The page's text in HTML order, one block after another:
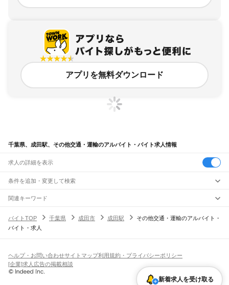
アプリを無料ダウンロード
千葉県、成田駅、その他交通・運輸のアルバイト・バイト求人情報
求人の詳細を表示
条件を追加・変更して検索
市区町村を追加・変更
千葉県すべて
千葉市
旭市習志野市柏市勝浦市市原市流山市八千代市我孫子市鴨川市鎌ケ谷市
君津市富津市浦安市 印西市白井市富里市南房総市
匝瑳市香取市 印旛郡 香取郡山武郡 長生郡夷隅郡
駅を追加・変更
JR中央・総武線
市川駅本八幡駅下総中山駅 津田沼駅
幕張駅
新検見川駅
職種を追加・変更
飲食・フードサービスすべて
ホールスタッフキッチンスタッフ
パン屋（ベーカリー）
バー（BAR）・バーテンダー
飲食店（店長・マネージャー）
人気
日払いOK高校生歓迎 髪型・髪色自由
留学生・外国人活躍中
雇用形態を追加・変更
関連キーワード
バイトTOP
千葉県 成田市 成田駅
その他交通・運輸のアルバイト・
バイト・求人
新着求人を受け取る
ヘルプ・お問い合わせサイトマップ利用規約・プライバシーポリシー
[企業]求人広告の掲載相談